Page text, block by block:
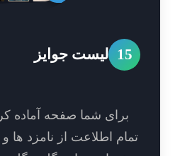
لیست جوایز
برای شما صفحه آماده کرد ایم که
اطلاعت از نامزد ها و نقش